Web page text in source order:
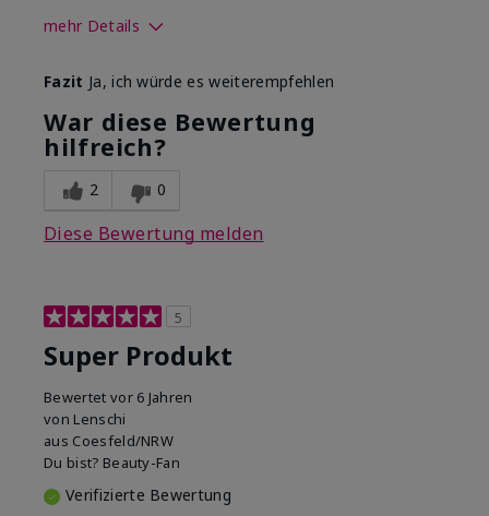
mehr Details
dieses Produkts?
5
Wie gefällt dir das Produkt im
Vergleich zu anderen von dir
Dekorativkosmetikmarken?
Fazit Ja, ich würde es weiterempfehlen
War diese Bewertung
hilfreich?
2 0
Diese Bewertung melden
5
Super Produkt
Bewertet vor 6 Jahren
von Lenschi
aus Coesfeld/NRW
Du bist? Beauty-Fan
Verifizierte Bewertung